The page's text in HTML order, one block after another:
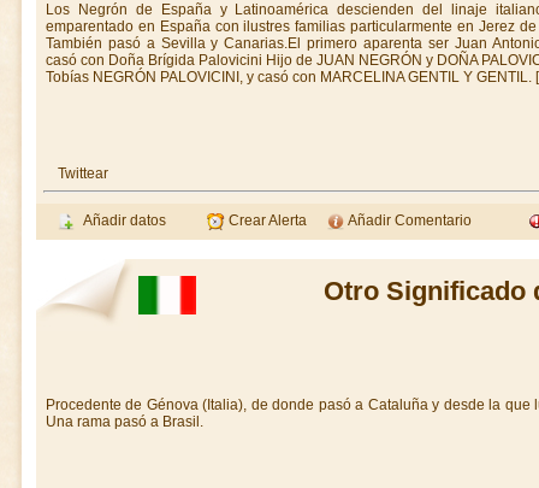
Los Negrón de España y Latinoamérica descienden del linaje
emparentado en España con ilustres familias particularmente en Jerez
También pasó a Sevilla y Canarias.El primero aparenta ser Juan
casó con Doña Brígida Palovicini Hijo de JUAN NEGRÓN y DOÑA
Tobías NEGRÓN PALOVICINI, y casó con MARCELINA GENTIL Y
Twittear
Añadir datos Crear Alerta Añadir Comentario
Otro Significado
Procedente de Génova (Italia), de donde pasó a Cataluña y desde la
Una rama pasó a Brasil.